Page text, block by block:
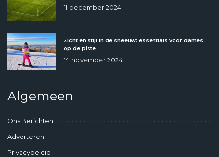
11 december 2024
Zicht en stijl in de sneeuw: essentials voor dames
op de piste
14 november 2024
Algemeen
Ons Berichten
Adverteren
Privacybeleid